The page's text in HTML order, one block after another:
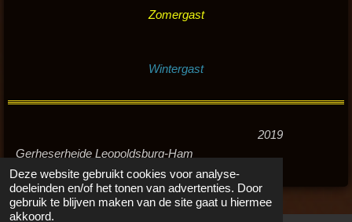
Deze website gebruikt cookies voor analyse-
doeleinden en/of het tonen van advertenties. Door
gebruik te blijven maken van de site gaat u hiermee
akkoord.
Zomergast
Wintergast
2019
Gerheserheide Leopoldsburg-Ham